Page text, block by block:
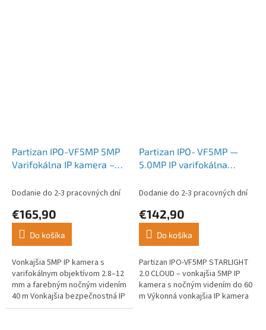
Partizan IPO-VF5MP 5MP
Varifokálna IP kamera –
videnie, Cloud
Dodanie do 2-3 pracovných dní
€165,90
Do košíka
Vonkajšia 5MP IP kamera s
varifokálnym objektívom 2.8–12
mm a farebným nočným videním
40 m Vonkajšia bezpečnostná IP
kamera s...
Partizan IPO‑VF5MP —
5.0MP IP varifokálna
pripravená na Cloud
Dodanie do 2-3 pracovných dní
€142,90
Do košíka
Partizan IPO-VF5MP STARLIGHT
2.0 CLOUD – vonkajšia 5MP IP
kamera s nočným videním do 60
m Výkonná vonkajšia IP kamera